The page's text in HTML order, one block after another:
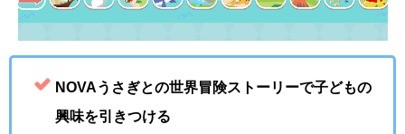
NOVAうさぎとの世界冒険ストーリーで子どもの
興味を引きつける